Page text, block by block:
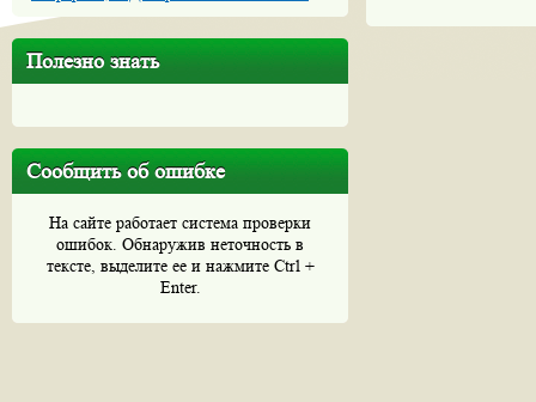
Полезно знать
Сообщить об ошибке
На сайте работает система проверки
ошибок. Обнаружив неточность в
тексте, выделите ее и нажмите Ctrl +
Enter.